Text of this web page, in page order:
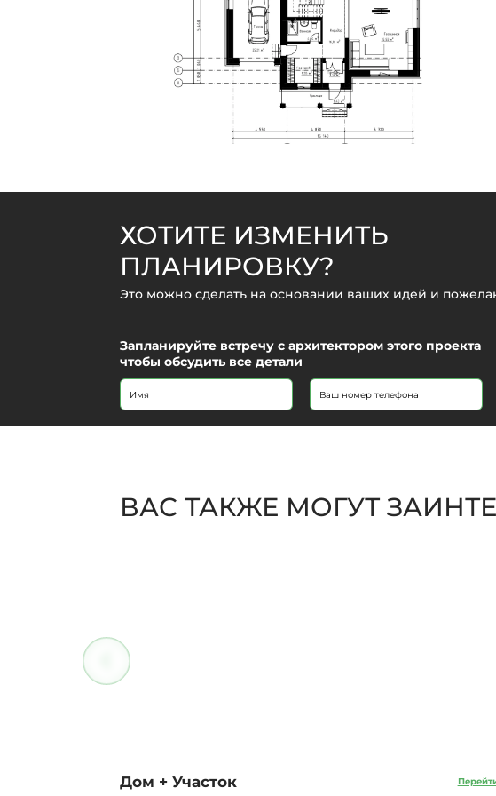
ХОТИТЕ ИЗМЕНИТЬ
ПЛАНИРОВКУ?
Это можно сделать на основании ваших идей и
Запланируйте встречу с архитектором этого проекта
чтобы обсудить все детали
ВАС ТАКЖЕ МОГУТ
Дом + Участок